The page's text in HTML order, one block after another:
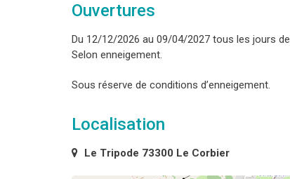
Ouvertures
Du 12/12/2026 au 09/04/2027 tous les jours
Selon enneigement.
Sous réserve de conditions d’enneigement.
Localisation
Le Tripode 73300 Le Corbier